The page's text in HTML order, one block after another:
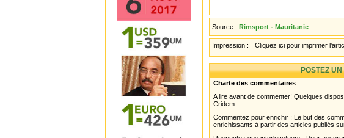
Source : Rimsport - Mauritanie
Impression : Cliquez ici pour imprimer
POSTEZ
Charte des commentaires
A lire avant de commenter! Quelques
Cridem :
Commentez pour enrichir : Le but des
enrichissants à partir des articles publiés